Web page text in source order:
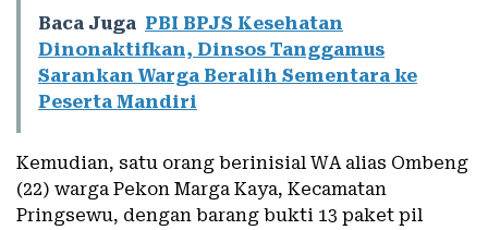
Baca Juga PBI BPJS Kesehatan
Dinonaktifkan, Dinsos Tanggamus
Sarankan Warga Beralih Sementara ke
Peserta Mandiri
Kemudian, satu orang berinisial WA alias Ombeng
(22) warga Pekon Marga Kaya, Kecamatan
Pringsewu, dengan barang bukti 13 paket pil